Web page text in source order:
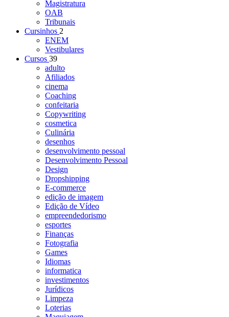
Magistratura
OAB
Tribunais
Cursinhos 2
ENEM
Vestibulares
Cursos 39
adulto
Afiliados
cinema
Coaching
confeitaria
Copywriting
cosmetica
Culinária
desenhos
desenvolvimento pessoal
Desenvolvimento Pessoal
Design
Dropshipping
E-commerce
edição de imagem
Edição de Vídeo
empreendedorismo
esportes
Finanças
Fotografia
Games
Idiomas
informatica
investimentos
Jurídicos
Limpeza
Loterias